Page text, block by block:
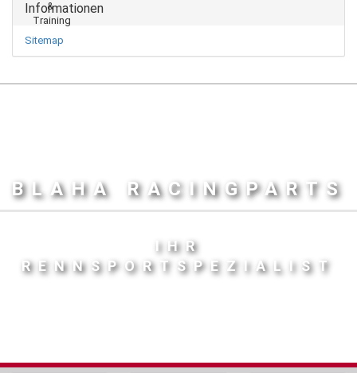
Informationen
Sitemap
BLAHA RACINGPARTS
IHR
RENNSPORTSPEZIALIST